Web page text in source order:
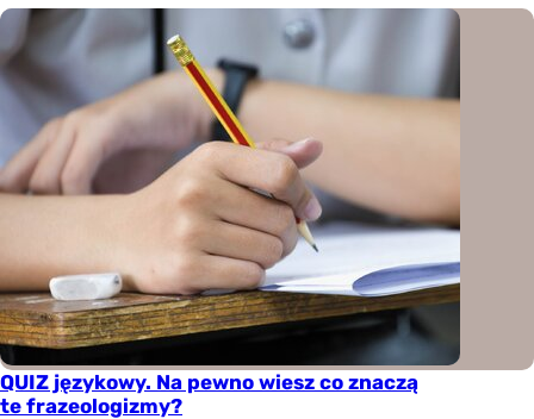
QUIZ językowy. Na pewno wiesz co znaczą
te frazeologizmy?